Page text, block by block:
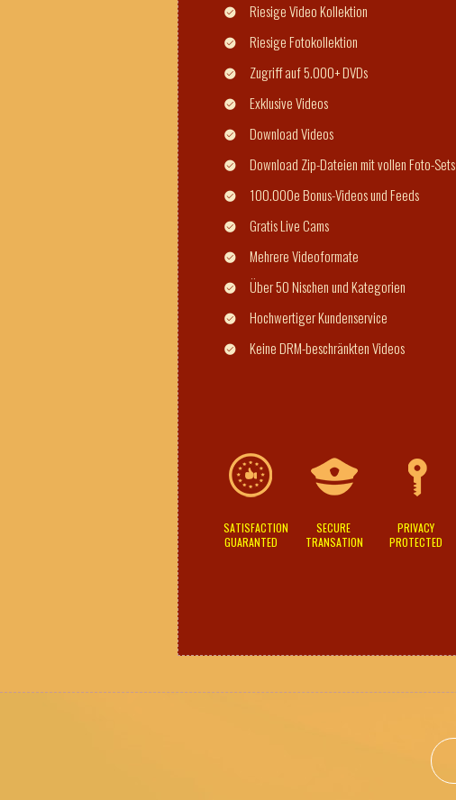
Riesige Video Kollektion
Riesige Fotokollektion
Zugriff auf 5.000+ DVDs
Exklusive Videos
Download Videos
Download Zip-Dateien mit vollen Foto-Sets
100.000e Bonus-Videos und Feeds
Gratis Live Cams
Mehrere Videoformate
Über 50 Nischen und Kategorien
Hochwertiger Kundenservice
Keine DRM-beschränkten Videos
SATISFACTION
GUARANTED
SECURE
TRANSATION
PRIVACY
PROTECTED